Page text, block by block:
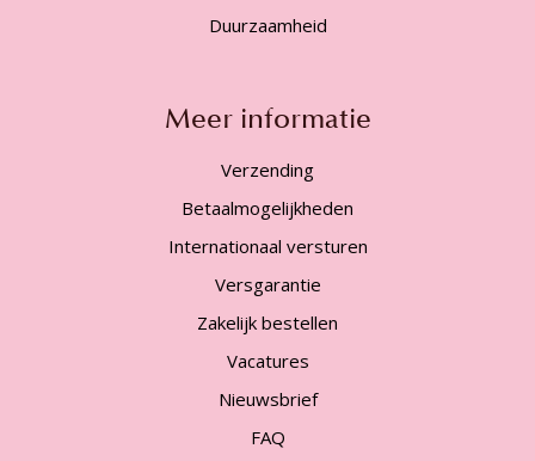
Duurzaamheid
Meer informatie
Verzending
Betaalmogelijkheden
Internationaal versturen
Versgarantie
Zakelijk bestellen
Vacatures
Nieuwsbrief
FAQ